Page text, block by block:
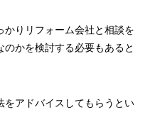
かりリフォーム会社と相談を
のかを検討する必要もあると
をアドバイスしてもらうとい